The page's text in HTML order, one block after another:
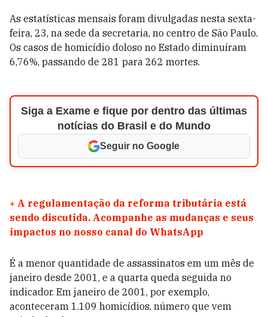
As estatísticas mensais foram divulgadas nesta sexta-
feira, 23, na sede da secretaria, no centro de São Paulo.
Os casos de homicídio doloso no Estado diminuíram
6,76%, passando de 281 para 262 mortes.
Siga a Exame e fique por dentro das últimas
notícias do Brasil e do Mundo
Seguir no Google
+ A regulamentação da reforma tributária está
sendo discutida. Acompanhe as mudanças e seus
impactos no nosso canal do WhatsApp
É a menor quantidade de assassinatos em um mês de
janeiro desde 2001, e a quarta queda seguida no
indicador. Em janeiro de 2001, por exemplo,
aconteceram 1.109 homicídios, número que vem